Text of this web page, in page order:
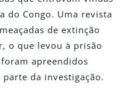
do Congo. Uma revista
de extinção
o que levou à prisão
apreendidos
da investigação.